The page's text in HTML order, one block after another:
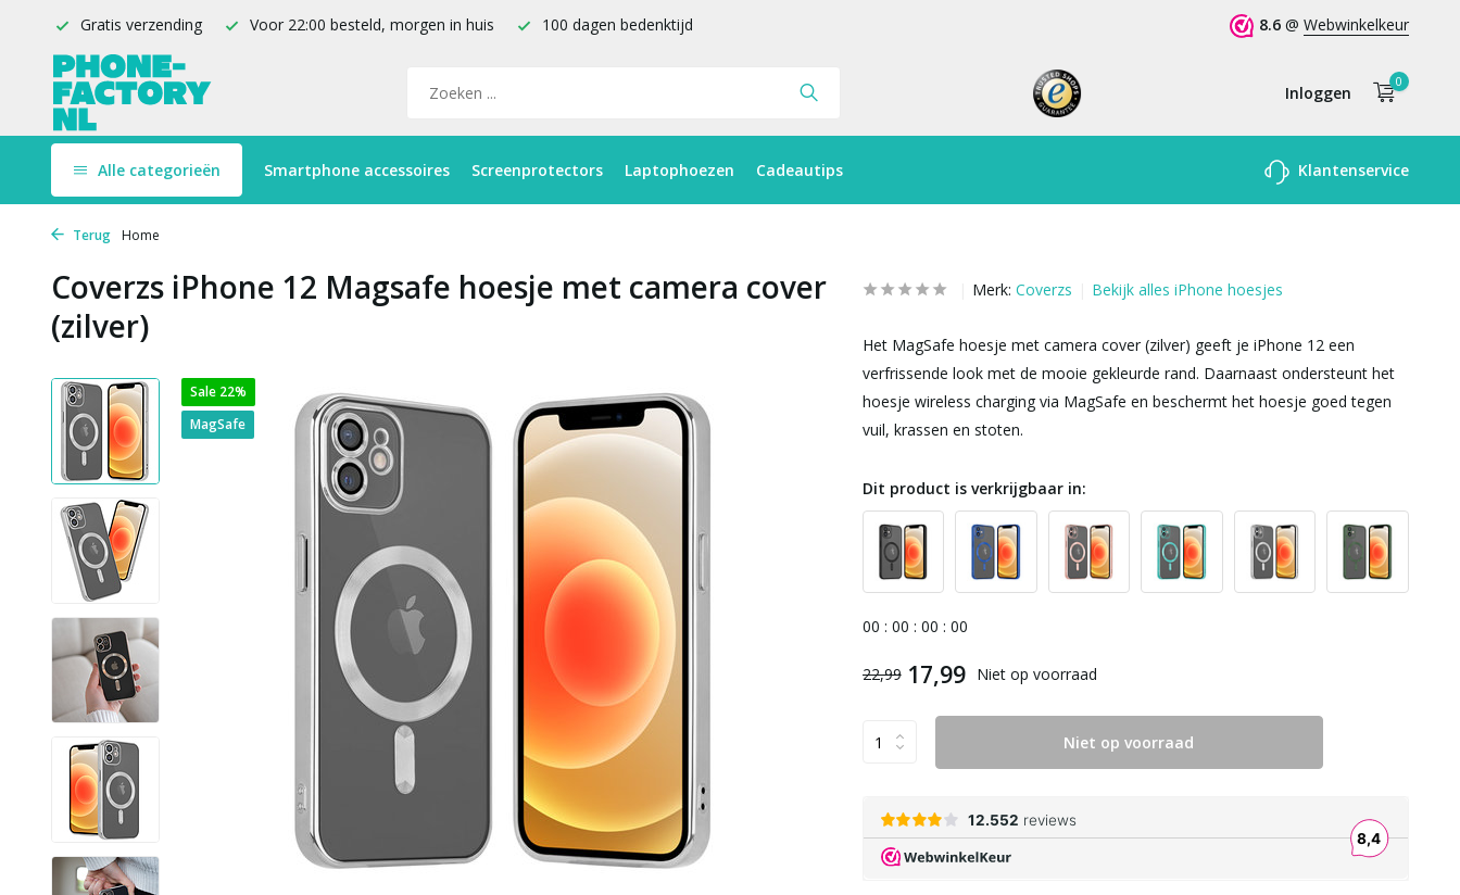
Gratis verzending Voor 22:00 besteld, morgen in huis 100 dagen bedenktijd 8.6 @ Webwinkelkeur
Inloggen
Account
0
Alle categorieën Smartphone accessoires Screenprotectors Laptophoezen Cadeautips Klantenservice
Terug Home
Coverzs iPhone 12 Magsafe hoesje met camera cover
(zilver)
Sale 22%
MagSafe
Merk: Coverzs Bekijk alles iPhone hoesjes
Het MagSafe hoesje met camera cover (zilver) geeft je iPhone 12 een
verfrissende look met de mooie gekleurde rand. Daarnaast ondersteunt het
hoesje wireless charging via MagSafe en beschermt het hoesje goed tegen
vuil, krassen en stoten.
Dit product is verkrijgbaar in:
00 : 00 : 00 : 00
22,99 17,99 Niet op voorraad
Niet op voorraad